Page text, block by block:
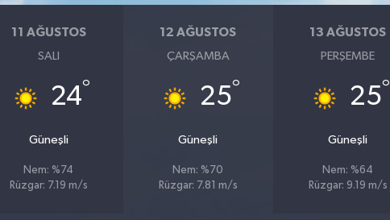
11 AĞUSTOS
SALI
24°
Güneşli
Nem: %74
Rüzgar: 7.19 m/s
12 AĞUSTOS
ÇARŞAMBA
25°
Güneşli
Nem: %70
Rüzgar: 7.81 m/s
13 AĞUSTOS
PERŞEMBE
25°
Güneşli
Nem: %64
Rüzgar: 9.19 m/s